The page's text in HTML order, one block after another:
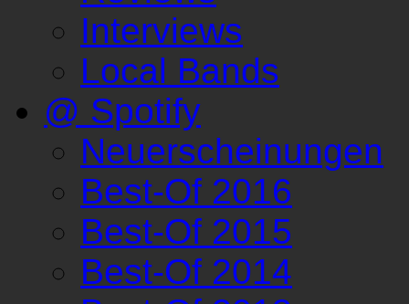
Interviews
Local Bands
@ Spotify
Neuerscheinungen
Best-Of 2016
Best-Of 2015
Best-Of 2014